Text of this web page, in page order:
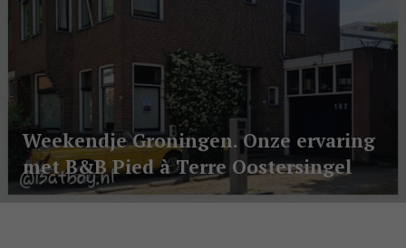
Weekendje Groningen. Onze ervaring
met B&B Pied à Terre Oostersingel